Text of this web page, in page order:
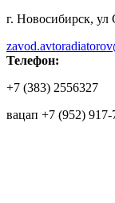
г. Новосибирск, ул
Телефон:
+7 (383) 2556327
вацап +7 (952) 917-